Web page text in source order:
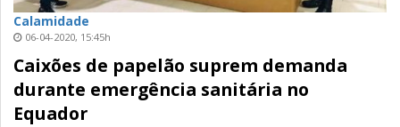
Calamidade
06-04-2020, 15:45h
Caixões de papelão suprem demanda
durante emergência sanitária no
Equador